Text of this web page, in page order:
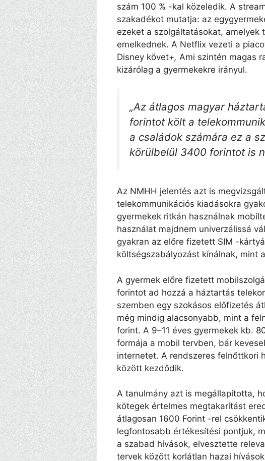
szám 100 % -kal közeledik. A
szakadékot mutatja: az
ezeket a szolgáltatásokat, amelyek
emelkednek. A Netflix vezeti a
Disney követ+, Ami szintén magas
kizárólag a gyermekekre irányul.
„Az átlagos magyar
forintot költ a
a családok számára ez a
körülbelül 3400 forintot is
Az NMHH jelentés azt is
telekommunikációs kiadásokra
gyermekek ritkán használnak
használat majdnem univerzálissá
gyakran az előre fizetett SIM -
költségszabályozást kínálnak, mint
A gyermek előre fizetett
forintot ad hozzá a háztartás
szemben egy szokásos előfizetés
még mindig alacsonyabb, mint a
forint. A 9–11 éves gyermekek kb.
formája a mobil tervben, bár
internetet. A rendszeres felnőttkori
között kezdődik.
A tanulmány azt is megállapította,
kötegek értelmes megtakarítást
átlagosan 1600 Forint -rel
legfontosabb értékesítési pontjuk,
a szabad hívások, elvesztette
tervek között korlátlan hazai